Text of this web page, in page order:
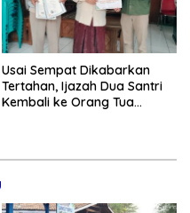
Usai Sempat Dikabarkan
Tertahan, Ijazah Dua Santri
Kembali ke Orang Tua